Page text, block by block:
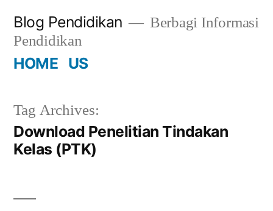
content
Blog Pendidikan
Berbagi Informasi
Pendidikan
HOME US
Tag Archives:
Download Penelitian Tindakan
Kelas (PTK)